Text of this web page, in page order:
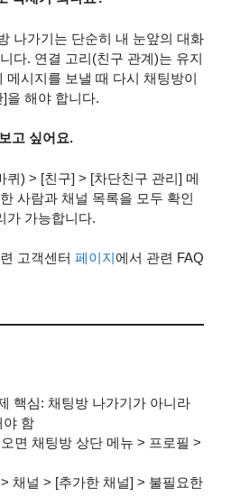
나가기는 단순히 내 눈앞의 대화
다. 연결 고리(친구 관계)는 유지
메시지를 보낼 때 다시 채팅방이
을 해야 합니다.
고 싶어요.
퀴) > [친구] > [차단친구 관리] 메
사람과 채널 목록을 모두 확인
가 가능합니다.
고객센터 페이지에서 관련 FAQ
핵심: 채팅방 나가기가 아니라
야 함
면 채팅방 상단 메뉴 > 프로필 >
채널 > [추가한 채널] > 불필요한